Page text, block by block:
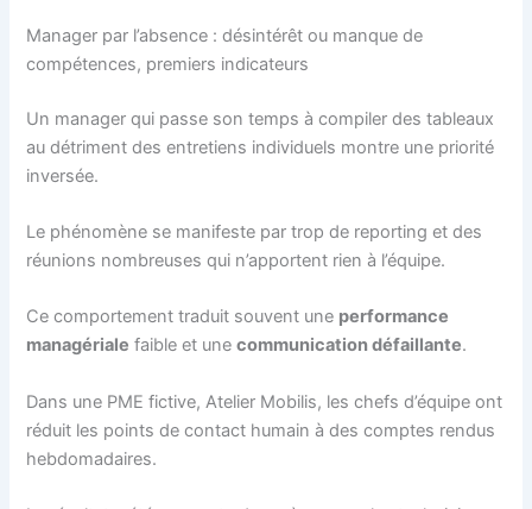
Manager par l’absence : désintérêt ou manque de
compétences, premiers indicateurs
Un manager qui passe son temps à compiler des tableaux
au détriment des entretiens individuels montre une priorité
inversée.
Le phénomène se manifeste par trop de reporting et des
réunions nombreuses qui n’apportent rien à l’équipe.
Ce comportement traduit souvent une performance
managériale faible et unecommunication défaillante.
Dans une PME fictive, Atelier Mobilis, les chefs d’équipe ont
réduit les points de contact humain à des comptes rendus
hebdomadaires.